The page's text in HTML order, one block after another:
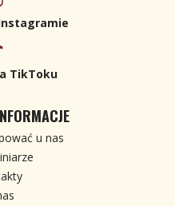
TikToku
u nas